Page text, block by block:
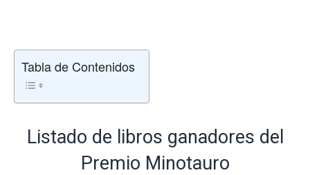
Tabla de Contenidos
Listado de libros ganadores del
Premio Minotauro